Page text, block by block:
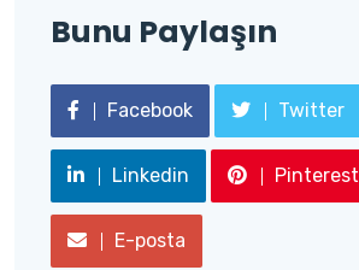
Bunu Paylaşın
Facebook Twitter
Linkedin Pinterest
E-posta